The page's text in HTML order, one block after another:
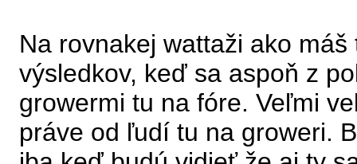
Na rovnakej wattaži ako
výsledkov, keď sa aspoň z
growermi tu na fóre. Veľmi
práve od ľudí tu na groweri.